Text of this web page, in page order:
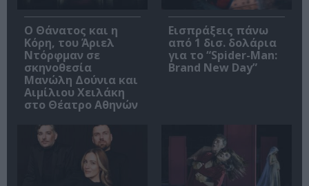
Ο Θάνατος και η
Κόρη, του Άριελ
Ντόρφμαν σε
σκηνοθεσία
Μανώλη Δούνια και
Αιμίλιου Χειλάκη
στο Θέατρο Αθηνών
Εισπράξεις πάνω
από 1 δισ. δολάρια
για το “Spider-Man:
Brand New Day”